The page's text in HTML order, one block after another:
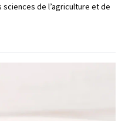
de l’agriculture et de